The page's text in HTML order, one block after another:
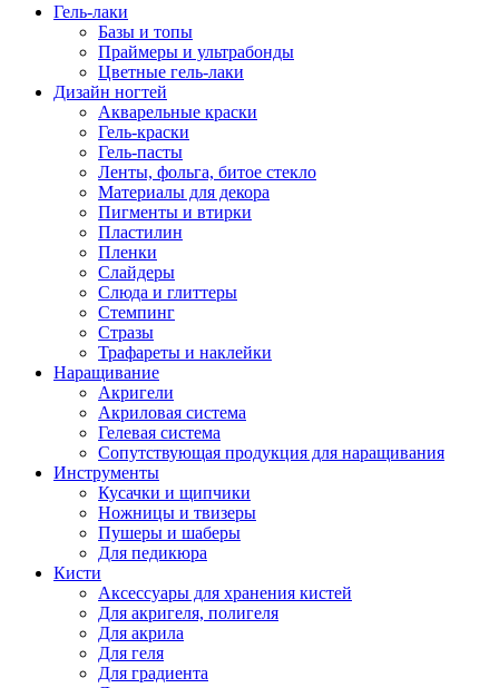
Гель-лаки
Базы и топы
Праймеры и ультрабонды
Цветные гель-лаки
Дизайн ногтей
Акварельные краски
Гель-краски
Гель-пасты
Ленты, фольга, битое стекло
Материалы для декора
Пигменты и втирки
Пластилин
Пленки
Слайдеры
Слюда и глиттеры
Стемпинг
Стразы
Трафареты и наклейки
Наращивание
Акригели
Акриловая система
Гелевая система
Сопутствующая продукция для наращивания
Инструменты
Кусачки и щипчики
Ножницы и твизеры
Пушеры и шаберы
Для педикюра
Кисти
Аксессуары для хранения кистей
Для акригеля, полигеля
Для акрила
Для геля
Для градиента